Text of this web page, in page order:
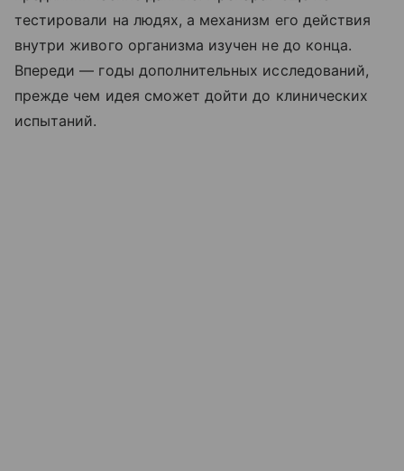
тестировали на людях, а механизм его действия
внутри живого организма изучен не до конца.
Впереди — годы дополнительных исследований,
прежде чем идея сможет дойти до клинических
испытаний.